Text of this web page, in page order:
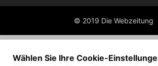
© 2019 Die Webzeitung
Wählen Sie Ihre Cookie-